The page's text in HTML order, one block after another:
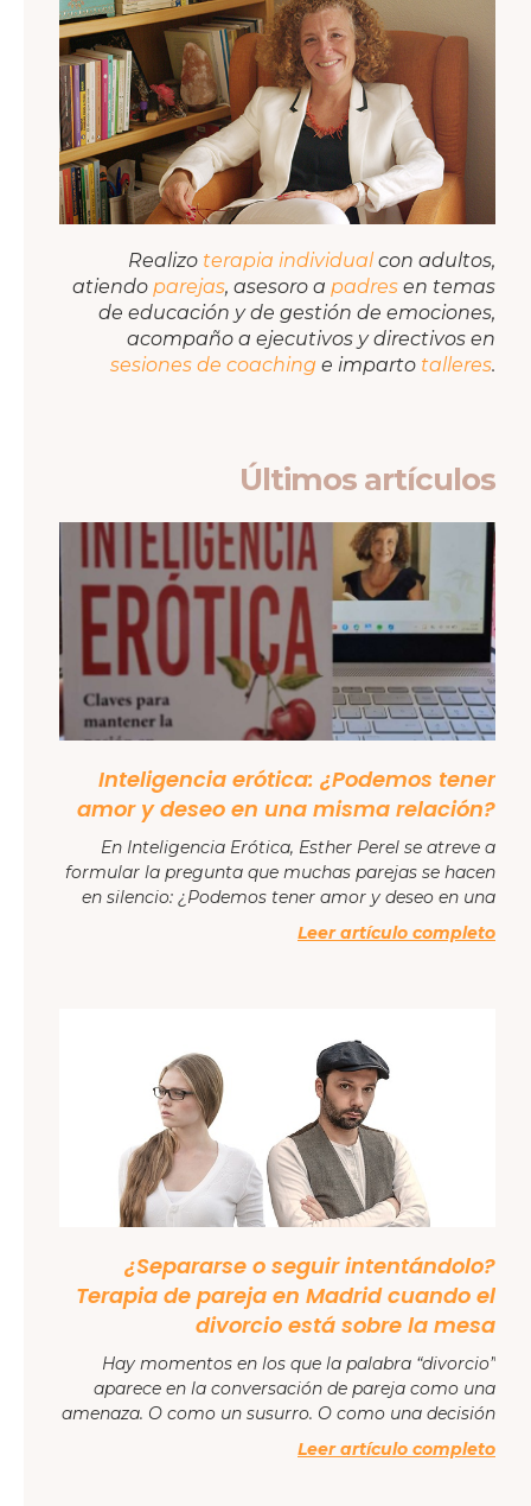
Realizo terapia individualcon adultos,
atiendo parejas, asesoro a padres en temas
de educación y de gestión de emociones,
acompaño a ejecutivos y directivos en
sesiones de coaching e imparto talleres.
Últimos artículos
Inteligencia erótica: ¿Podemos tener
amor y deseo en una misma relación?
En Inteligencia Erótica, Esther Perel se atreve a
formular la pregunta que muchas parejas se hacen
en silencio: ¿Podemos tener amor y deseo en una
Leer artículo completo
¿Separarse o seguir intentándolo?
Terapia de pareja en Madrid cuando el
divorcio está sobre la mesa
Hay momentos en los que la palabra “divorcio”
aparece en la conversación de pareja como una
amenaza. O como un susurro. O como una decisión
Leer artículo completo